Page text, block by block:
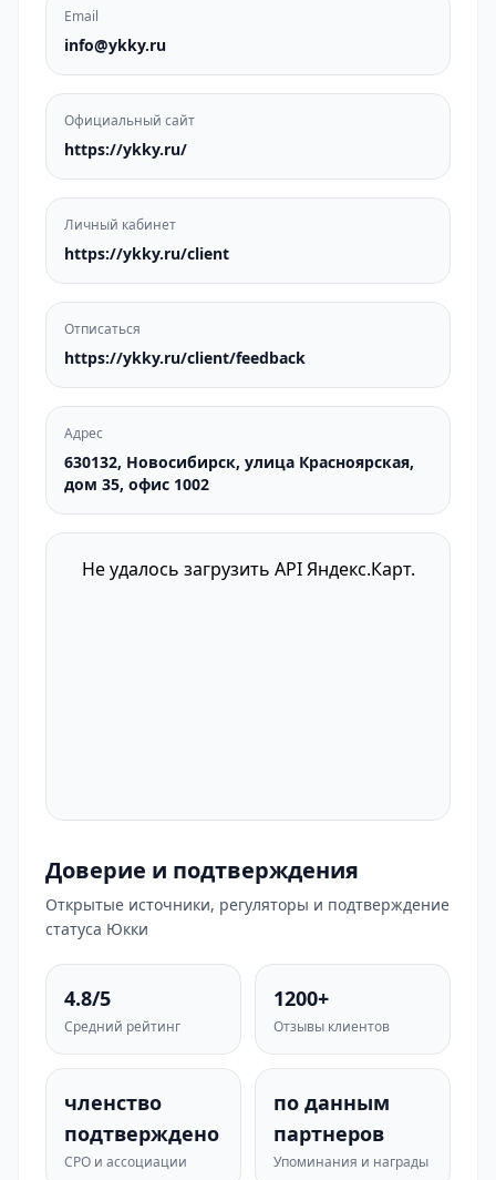
Email
info@ykky.ru
Официальный сайт
https://ykky.ru/
Личный кабинет
https://ykky.ru/client
Отписаться
https://ykky.ru/client/feedback
Адрес
630132, Новосибирск, улица Красноярская,
дом 35, офис 1002
Не удалось загрузить API Яндекс.Карт.
Доверие и подтверждения
Открытые источники, регуляторы и подтверждение
статуса Юкки
4.8/5
Средний рейтинг
1200+
Отзывы клиентов
членство
подтверждено
СРО и ассоциации
по данным
партнеров
Упоминания и награды